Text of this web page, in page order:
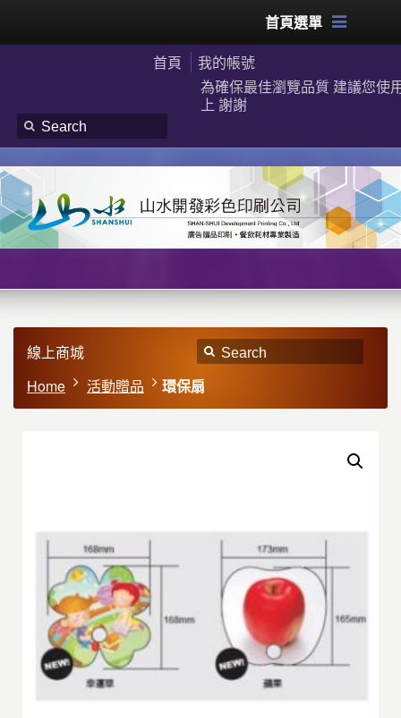
首頁選單
首頁
我的帳號
為確保最佳瀏覽品質 建議您使
上 謝謝
線上商城
Home
活動贈品 環保扇